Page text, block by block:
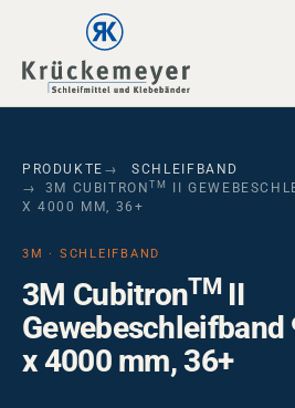
Skip to main navigation
Skip to main content
Skip to page footer
PRODUKTE
SCHLEIFBAND
3M CUBITRON TM
II
X 4000 MM, 36+
3M · SCHLEIFBAND
3M CubitronTMII
Gewebeschleifband
x 4000 mm, 36+